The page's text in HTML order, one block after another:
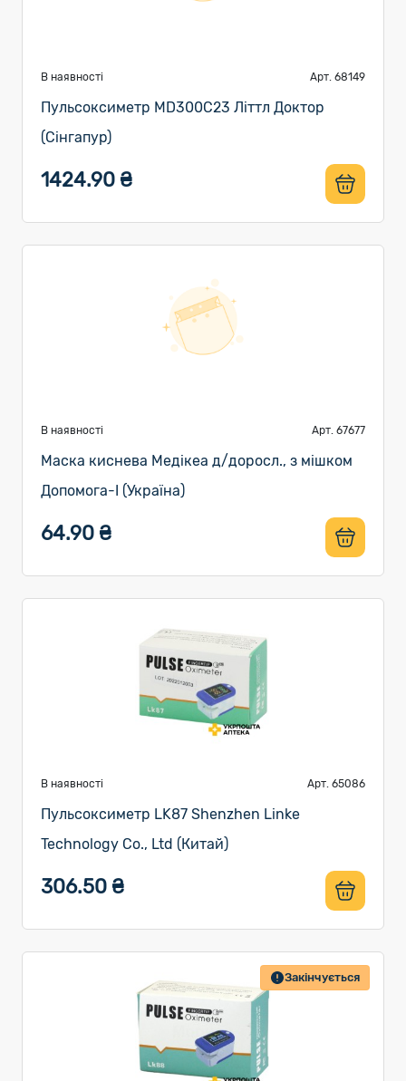
В наявності Арт. 68149
Пульсоксиметр MD300C23 Літтл Доктор
(Сінгапур)
1424.90 ₴
В наявності Арт. 67677
Маска киснева Медікеа д/доросл., з мішком
Допомога-I (Україна)
64.90 ₴
В наявності Арт. 65086
Пульсоксиметр LK87 Shenzhen Linke
Technology Co., Ltd (Китай)
306.50 ₴
Закінчується